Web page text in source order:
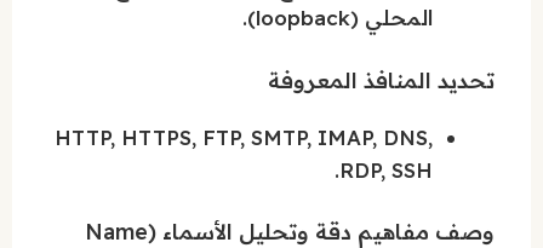
المحلي (loopback).
تحديد المنافذ المعروفة
HTTP, HTTPS, FTP, SMTP, IMAP, DNS,
RDP, SSH.
وصف مفاهيم دقة وتحليل الأسماء (Name